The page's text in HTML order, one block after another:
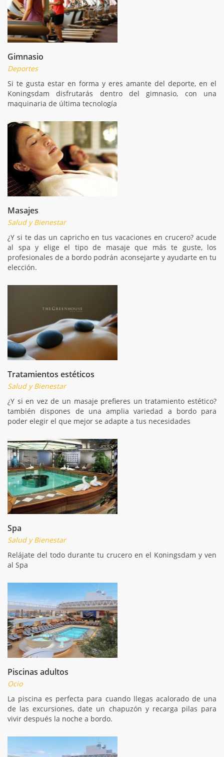
Gimnasio
Deportes
Si te gusta estar en forma y eres amante del deporte, en el
Koningsdam disfrutarás dentro del gimnasio, con una
maquinaria de última tecnología
Masajes
Salud y Bienestar
¿Y si te das un capricho en tus vacaciones en crucero? acude
al spa y elige el tipo de masaje que más te guste, los
profesionales de a bordo podrán aconsejarte y ayudarte en tu
elección.
Tratamientos estéticos
Salud y Bienestar
¿Y si en vez de un masaje prefieres un tratamiento estético?
también dispones de una amplia variedad a bordo para
poder elegir el que mejor se adapte a tus necesidades
Spa
Salud y Bienestar
Relájate del todo durante tu crucero en el Koningsdam y ven
al Spa
Piscinas adultos
Ocio
La piscina es perfecta para cuando llegas acalorado de una
de las excursiones, date un chapuzón y recarga pilas para
vivir después la noche a bordo.